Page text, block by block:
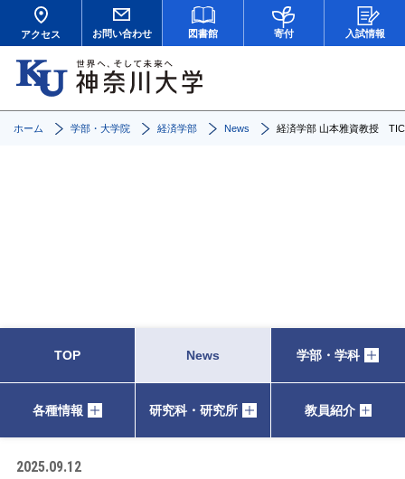
アクセス お問い合わせ 図書館 寄付 入試情報
ホーム 学部・大学院 経済学部 News 経済学部 山本雅資教授
TOP News 学部・学科
各種情報 研究科・研究所 教員紹介
2025.09.12